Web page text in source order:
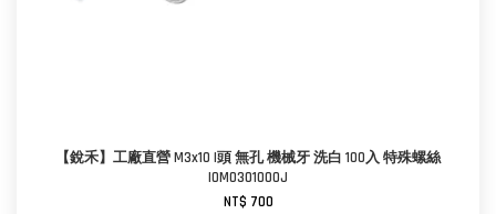
【銳禾】工廠直營 M3x10 I頭 無孔 機械牙 洗白 100入 特殊螺絲
IOM0301000J
NT$ 700